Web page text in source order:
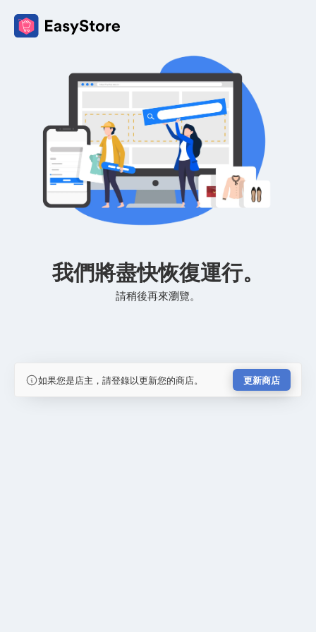
我們將盡快恢復運行。
請稍後再來瀏覽。
如果您是店主，請登錄以更新您的商店。 更新商店